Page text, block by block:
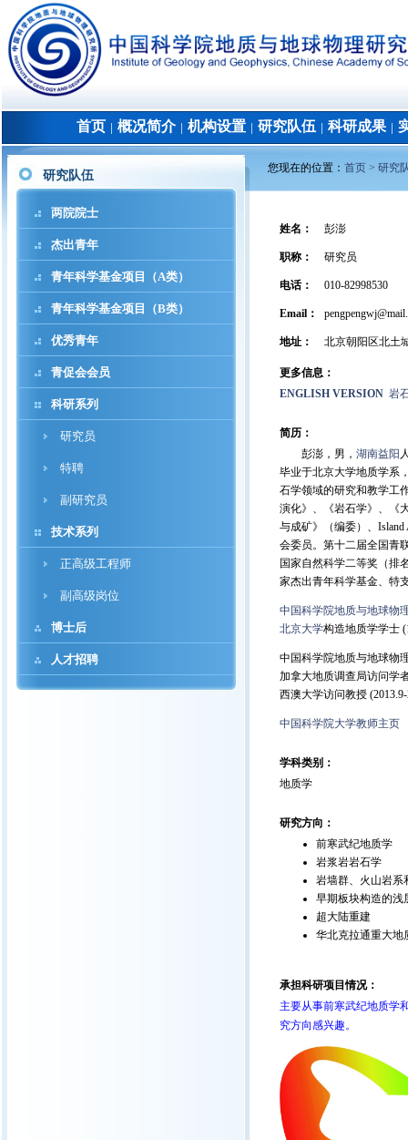
首页 概况简介│ 机构设置 研究队伍 科研成果│
研究队伍
两院院士
杰出青年
青年科学基金项目（A类）
青年科学基金项目（B类）
优秀青年
青促会会员
科研系列
研究员
特聘
副研究员
技术系列
正高级工程师
副高级岗位
博士后
人才招聘
您现在的位置： 首页 > 研究
姓名 ： 彭澎
职称 ： 研究员
电话： 010-82998530
Email：
地址 ： 北京朝阳区北土
更多信息：
ENGLISH VERSION 岩
简历：
彭澎，男， 湖南益阳
毕业于北京大学地质学系
石学领域的研究和教学工
演化》、《岩石学》、《
与成矿》（编委）、
会委员。第十二届全国青
国家自然科学二等奖（排
家杰出青年科学基金、特
中国科学院地质与地球物
北京大学构造地质学学士
中国科学院地质与地球物
加拿大地质调查局访问学
西澳大学访问教授 (2013.9-
中国科学院大学教师主页
学科类别：
地质学
研究方向：
前寒武纪地质学
岩浆岩岩石学
岩墙群、火山岩系
早期板块构造的浅
超大陆重建
华北克拉通重大地
承担科研项目情况：
主要从事前寒武纪地质学
究方向感兴趣。